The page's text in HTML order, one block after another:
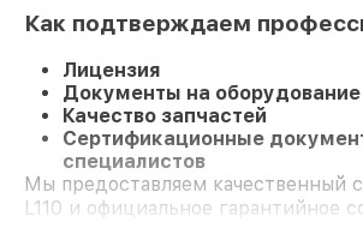
Как подтверждаем
Лицензия
Документы на оборудование
Качество запчастей
Сертификационные
специалистов
Мы предоставляем качественный
L110 и официальное гарантийное